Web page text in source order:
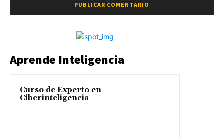
Aprende Inteligencia
Curso de Experto en
Ciberinteligencia